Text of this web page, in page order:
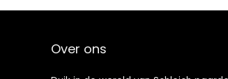
tot
Over ons